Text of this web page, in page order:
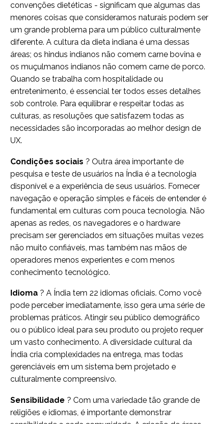
convenções dietéticas - significam que algumas das
menores coisas que consideramos naturais podem ser
um grande problema para um público culturalmente
diferente. A cultura da dieta indiana é uma dessas
áreas; os hindus indianos não comem carne bovina e
os muçulmanos indianos não comem carne de porco.
Quando se trabalha com hospitalidade ou
entretenimento, é essencial ter todos esses detalhes
sob controle. Para equilibrar e respeitar todas as
culturas, as resoluções que satisfazem todas as
necessidades são incorporadas ao melhor design de
UX.
Condições sociais ? Outra área importante de
pesquisa e teste de usuários na Índia é a tecnologia
disponível e a experiência de seus usuários. Fornecer
navegação e operação simples e fáceis de entender é
fundamental em culturas com pouca tecnologia. Não
apenas as redes, os navegadores e o hardware
precisam ser gerenciados em situações muitas vezes
não muito confiáveis, mas também nas mãos de
operadores menos experientes e com menos
conhecimento tecnológico.
Idioma ? A Índia tem 22 idiomas oficiais. Como você
pode perceber imediatamente, isso gera uma série de
problemas práticos. Atingir seu público demográfico
ou o público ideal para seu produto ou projeto requer
um vasto conhecimento. A diversidade cultural da
Índia cria complexidades na entrega, mas todas
gerenciáveis em um sistema bem projetado e
culturalmente compreensivo.
Sensibilidade ? Com uma variedade tão grande de
religiões e idiomas, é importante demonstrar